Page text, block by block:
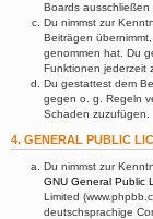
Boards ausschließen
Du nimmst zur
Beiträgen
genommen hat. Du
Funktionen jederzeit
Du gestattest dem
gegen o. g. Regeln
Schaden zuzufügen.
4. GENERAL PUBLIC
Du nimmst zur
GNU General Public
Limited
deutschsprachige